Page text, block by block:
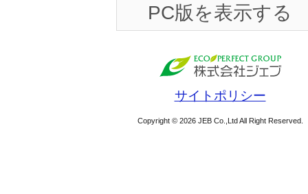
PC版を表示する
サイトポリシー
Copyright © 2026 JEB Co.,Ltd All Right Reserved.